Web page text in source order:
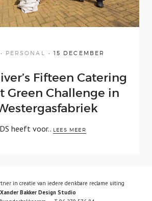
Blog
PERSONAL 15 DECEMBER
Fifteen Catering
Green Challenge in
heeft voor.. LEES MEER
in creatie van iedere denkbare reclame uiting
Xander Bakker Design Studio